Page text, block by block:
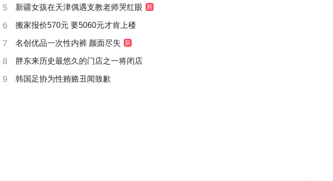
5 新疆女孩在天津偶遇支教老师哭红眼 新
6 搬家报价570元 要5060元才肯上楼
7 名创优品一次性内裤 颜面尽失 新
8 胖东来历史最悠久的门店之一将闭店
9 韩国足协为性贿赂丑闻致歉